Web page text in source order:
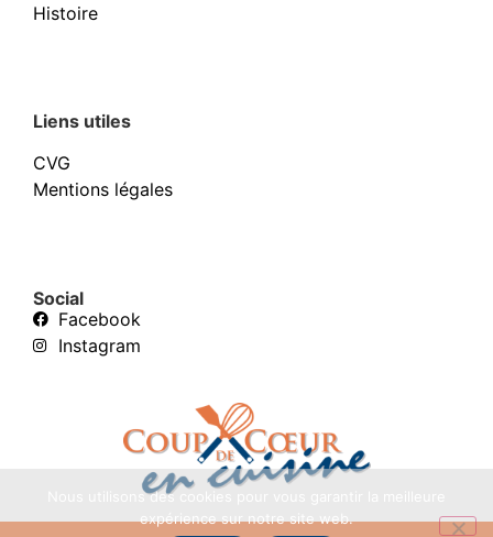
Histoire
Liens utiles
CVG
Mentions légales
Social
Facebook
Instagram
Nous utilisons des cookies pour vous garantir la meilleure
expérience sur notre site web.